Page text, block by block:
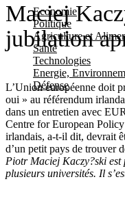
Economie
Politique
Agriculture et
Santé
Technologies
Energie,
Défense
Maciej
jubilation
L’Union européenne doit
oui » au référendum
dans un entretien avec
Centre for European
irlandais, a-t-il dit, devrait
d’un petit pays de trouver
Piotr Maciej Kaczy?ski est
plusieurs universités. Il